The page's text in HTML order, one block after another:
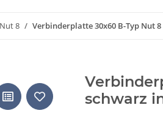
8 Verbinderplatte 30x60 B-Typ Nut
schwarz